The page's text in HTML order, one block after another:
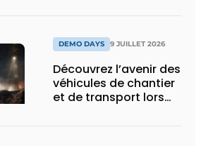
DEMO DAYS 9 JUILLET 2026
Découvrez l’avenir des
véhicules de chantier
et de transport lors